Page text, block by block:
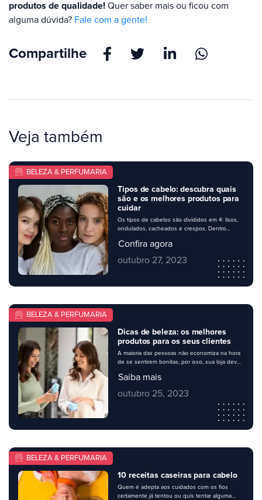
produtos de qualidade! Quer saber mais ou ficou com
alguma dúvida? Fale com a gente!
Compartilhe
Veja também
Tipos de cabelo: descubra quais
são e os melhores produtos para
cuidar
Os tipos de cabelos são divididos em 4: lisos,
ondulados, cacheados e crespos. Dentro
cada. Toda essa divisão ajuda na hora de cada
dos seus fios, escolhendo os melhores
produtos e rotinas de tratamento. Na sua
Confira agora
outubro 27, 2023
BELEZA & PERFUMARIA
Dicas de beleza: os melhores
produtos para os seus clientes
A maioria das pessoas não economiza na hora
de se sentirem bonitas, por isso, sua loja deve
– e, de quebra, combiná-los com dicas de
para abastecer seu estoque, você sente
dúvidas sobre o que escolher para o […]
Saiba mais
outubro 25, 2023
BELEZA & PERFUMARIA
10 receitas caseiras para cabelo
Quem é adepta aos cuidados com os fios
certamente já tentou ou quis tentar alguma
BELEZA & PERFUMARIA